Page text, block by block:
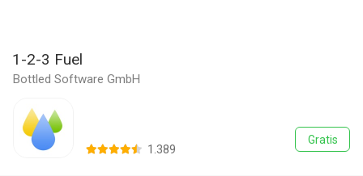
1-2-3 Fuel
Bottled Software GmbH
Gratis
1.389